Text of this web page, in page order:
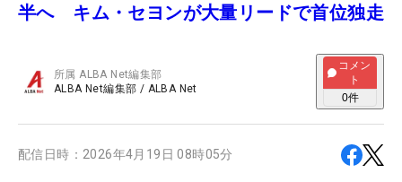
半へ キム・セヨンが大量リードで首位独走
所属ALBA Net編集部
ALBA Net編集部 / ALBA Net
コメン
ト
0件
配信日時： 2026年4月19日 08時05分